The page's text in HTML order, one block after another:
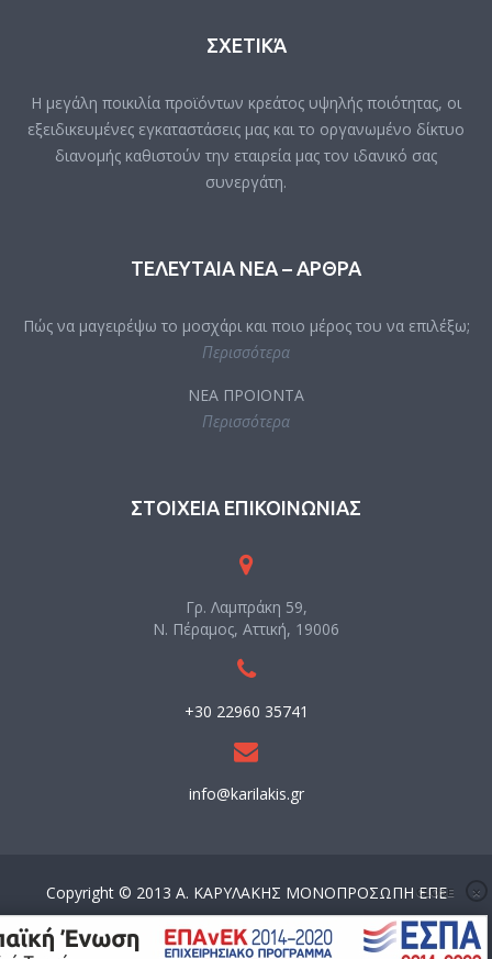
ΣΧΕΤΙΚΆ
Η μεγάλη ποικιλία προϊόντων κρεάτος υψηλής ποιότητας, οι
εξειδικευμένες εγκαταστάσεις μας και το οργανωμένο δίκτυο
διανομής καθιστούν την εταιρεία μας τον ιδανικό σας
συνεργάτη.
ΤΕΛΕΥΤΑΙΑ ΝΕΑ – ΑΡΘΡΑ
Πώς να μαγειρέψω το μοσχάρι και ποιο μέρος του να επιλέξω;
Περισσότερα
ΝΕΑ ΠΡΟΙΟΝΤΑ
Περισσότερα
ΣΤΟΙΧΕΙΑ ΕΠΙΚΟΙΝΩΝΙΑΣ
Γρ. Λαμπράκη 59,
Ν. Πέραμος, Αττική, 19006
+30 22960 35741
info@karilakis.gr
Copyright © 2013 Α. ΚΑΡΥΛΑΚΗΣ ΜΟΝΟΠΡΟΣΩΠΗ ΕΠΕ